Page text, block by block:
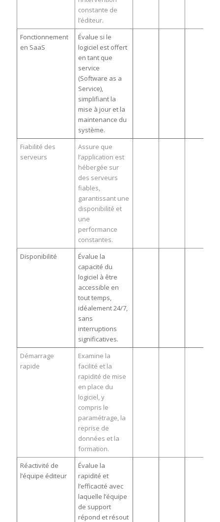
constante de
l’éditeur.
Fonctionnement
en SaaS
Évalue si le
logiciel est offert
en tant que
service
(Software as a
Service),
simplifiant la
mise à jour et la
maintenance du
système.
Fiabilité des
serveurs
Assure que
l’application est
hébergée sur
des serveurs
fiables,
garantissant une
disponibilité et
une
performance
constantes.
Disponibilité
Évalue la
capacité du
logiciel à être
accessible en
tout temps,
idéalement 24/7,
sans
interruptions
significatives.
Démarrage
rapide
Examine la
facilité et la
rapidité de mise
en place du
logiciel, y
compris le
paramétrage, la
reprise de
données et la
formation.
Réactivité de
l’équipe éditeur
Évalue la
rapidité et
l’efficacité avec
laquelle l’équipe
de support
répond et résout